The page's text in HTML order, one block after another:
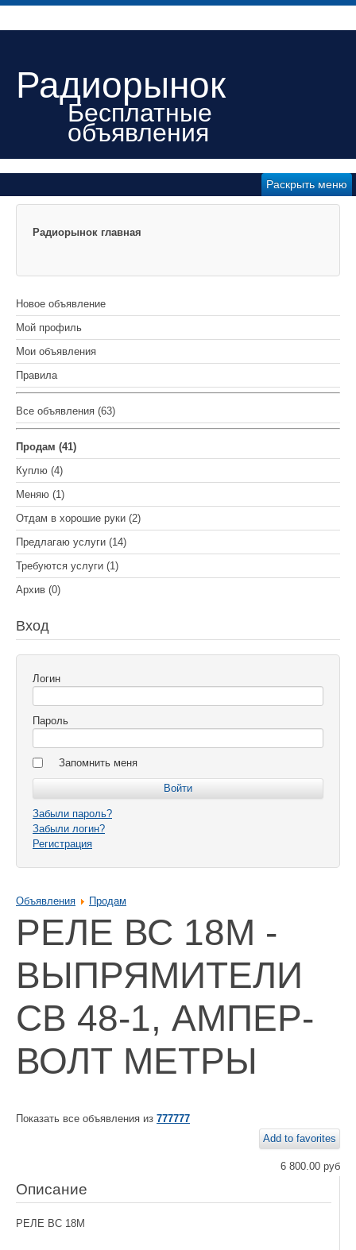
Радиорынок
Бесплатные
объявления
Раскрыть меню
Радиорынок главная
Новое объявление
Мой профиль
Мои объявления
Правила
Все объявления (63)
Продам (41)
Куплю (4)
Меняю (1)
Отдам в хорошие руки (2)
Предлагаю услуги (14)
Требуются услуги (1)
Архив (0)
Вход
Логин
Пароль
Запомнить меня
Забыли пароль?
Забыли логин?
Регистрация
Объявления Продам
РЕЛЕ ВС 18М -
ВЫПРЯМИТЕЛИ
СВ 48-1, АМПЕР-
ВОЛТ МЕТРЫ
Показать все объявления из 777777
Add to favorites
6 800.00 руб
Описание
РЕЛЕ ВС 18М